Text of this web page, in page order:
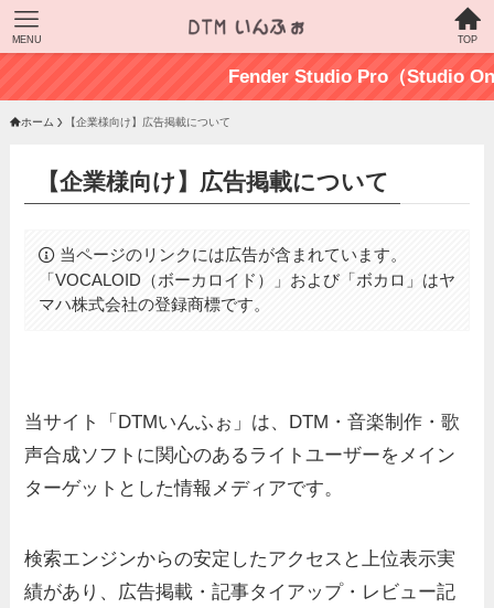
TOP
MENU
Fender Studio Pro（Studio One
ホーム 【企業様向け】広告掲載について
【企業様向け】広告掲載について
当ページのリンクには広告が含まれています。
「VOCALOID（ボーカロイド）」および「ボカロ」はヤ
マハ株式会社の登録商標です。
当サイト「DTMいんふぉ」は、DTM・音楽制作・歌
声合成ソフトに関心のあるライトユーザーをメイン
ターゲットとした情報メディアです。
検索エンジンからの安定したアクセスと上位表示実
績があり、広告掲載・記事タイアップ・レビュー記